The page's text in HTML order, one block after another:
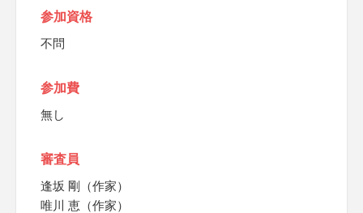
参加資格
不問
参加費
無し
審査員
逢坂 剛（作家）
唯川 恵（作家）